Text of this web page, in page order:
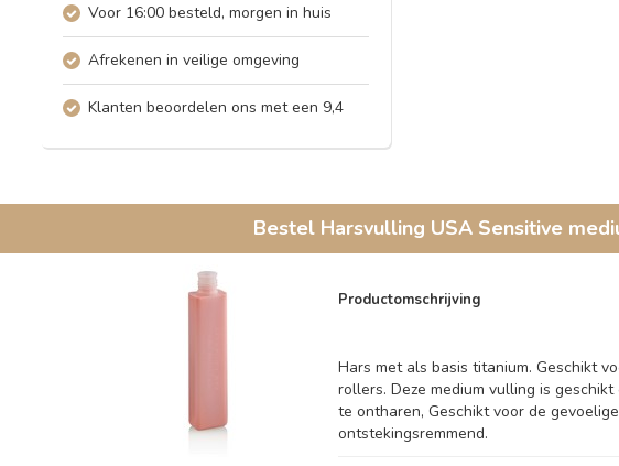
Voor 16:00 besteld, morgen in huis
Afrekenen in veilige omgeving
Klanten beoordelen ons met een 9,4
Bestel Harsvulling USA Sensitive
Productomschrijving
Hars met als basis titanium. Geschikt
rollers. Deze medium vulling is
te ontharen, Geschikt voor de
ontstekingsremmend.